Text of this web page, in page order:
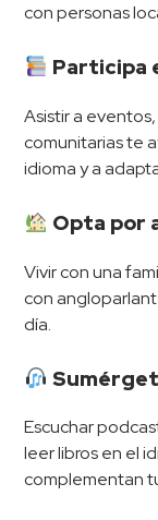
con personas
Participa
Asistir a
comunitarias te
idioma y a
Opta por
Vivir con una
con
día.
Escuchar
leer libros en el
complementan